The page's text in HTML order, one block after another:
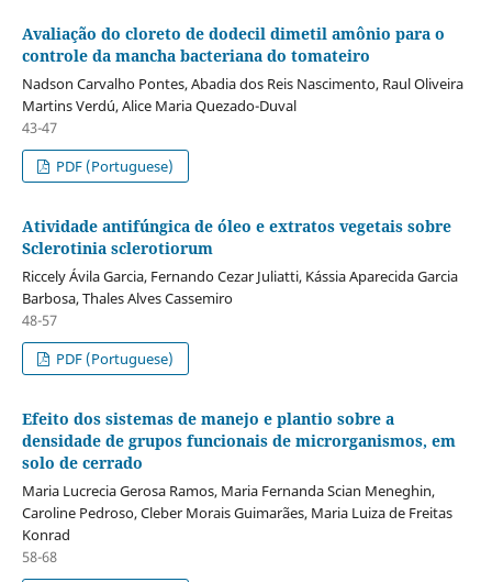
Avaliação do cloreto de dodecil dimetil amônio para o
controle da mancha bacteriana do tomateiro
Nadson Carvalho Pontes, Abadia dos Reis Nascimento, Raul Oliveira
Martins Verdú, Alice Maria Quezado-Duval
43-47
PDF (Portuguese)
Atividade antifúngica de óleo e extratos vegetais sobre
Sclerotinia sclerotiorum
Riccely Ávila Garcia, Fernando Cezar Juliatti, Kássia Aparecida Garcia
Barbosa, Thales Alves Cassemiro
48-57
PDF (Portuguese)
Efeito dos sistemas de manejo e plantio sobre a
densidade de grupos funcionais de microrganismos, em
solo de cerrado
Maria Lucrecia Gerosa Ramos, Maria Fernanda Scian Meneghin,
Caroline Pedroso, Cleber Morais Guimarães, Maria Luiza de Freitas
Konrad
58-68